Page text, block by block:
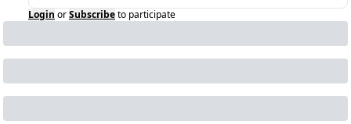
Login orSubscribeto participate